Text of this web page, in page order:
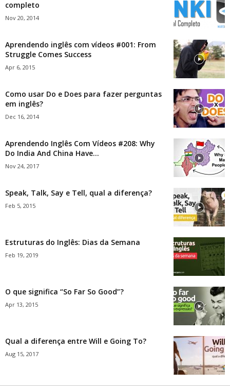
completo
Nov 20, 2014
Aprendendo inglês com vídeos #001: From
Struggle Comes Success
Apr 6, 2015
Como usar Do e Does para fazer perguntas
em inglês?
Dec 16, 2014
Aprendendo Inglês Com Vídeos #208: Why
Do India And China Have...
Nov 24, 2017
Speak, Talk, Say e Tell, qual a diferença?
Feb 5, 2015
Estruturas do Inglês: Dias da Semana
Feb 19, 2019
O que significa “So Far So Good”?
Apr 13, 2015
Qual a diferença entre Will e Going To?
Aug 15, 2017